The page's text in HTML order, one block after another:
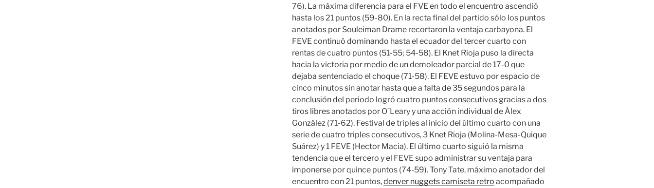
76). La máxima diferencia para el FVE en todo el encuentro ascendió
hasta los 21 puntos (59-80). En la recta final del partido sólo los puntos
anotados por Souleiman Drame recortaron la ventaja carbayona. El
FEVE continuó dominando hasta el ecuador del tercer cuarto con
rentas de cuatro puntos (51-55; 54-58). El Knet Rioja puso la directa
hacia la victoria por medio de un demoleador parcial de 17-0 que
dejaba sentenciado el choque (71-58). El FEVE estuvo por espacio de
cinco minutos sin anotar hasta que a falta de 35 segundos para la
conclusión del periodo logró cuatro puntos consecutivos gracias a dos
tiros libres anotados por O´Leary y una acción individual de Álex
González (71-62). Festival de triples al inicio del último cuarto con una
serie de cuatro triples consecutivos, 3 Knet Rioja (Molina-Mesa-Quique
Suárez) y 1 FEVE (Hector Macia). El último cuarto siguió la misma
tendencia que el tercero y el FEVE supo administrar su ventaja para
imponerse por quince puntos (74-59). Tony Tate, máximo anotador del
encuentro con 21 puntos,denver nuggets camiseta retro acompañado